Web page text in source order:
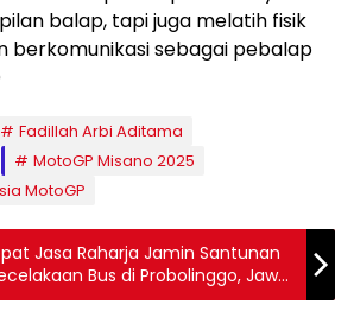
balap, tapi juga melatih fisik
berkomunikasi sebagai pebalap
Fadillah Arbi Aditama
MotoGP Misano 2025
MotoGP
Jasa Raharja Jamin Santunan
Bus di Probolinggo, Jawa